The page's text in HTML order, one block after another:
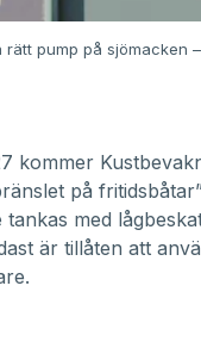
rätt pump på sjömacken
kommer
på
tankas med
är tillåten att
.